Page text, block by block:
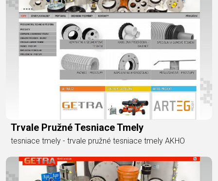
Trvale Pružné Tesniace Tmely
tesniace tmely - trvale pružné tesniace tmely AKHO